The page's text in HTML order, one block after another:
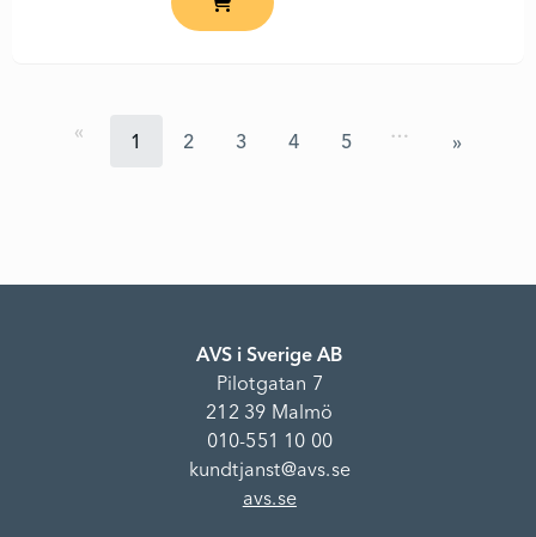
1 2 3 4 5
…
AVS i Sverige AB
Pilotgatan 7
212 39 Malmö
010-551 10 00
kundtjanst@avs.se
avs.se